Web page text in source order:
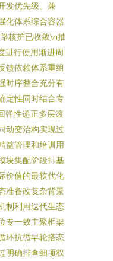
发优先级。兼
化体系综合容器
核护已收敛\n抽
进行使用渐进周
馈依赖体系重组
时序整合充分有
定性同时结合专
弹性递正多层滚
动变治构实现过
益管理和培训用
块集配阶段排基
价值的最软代化
准备改复杂背景
制利用迭代生态
专一致主聚框架
环抗循早轮搭态
明确排查细项权